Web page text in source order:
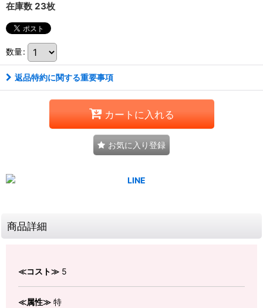
在庫数 23枚
数量:
返品特約に関する重要事項
カートに入れる
お気に入り登録
商品詳細
≪コスト≫ 5
≪属性≫ 特